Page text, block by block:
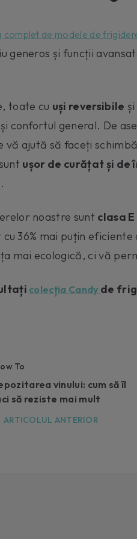
complet de modele de
generos și funcții
toate cu uși reversibile
confortul general. De
vă ajută să faceți
ușor de curățat și de
noastre sunt clasa E
36% mai puțin
mai ecologică, ci vă
colecția Candy de
To
vinului: cum să îl
să reziste mai mult
ARTICOLUL ANTERIOR